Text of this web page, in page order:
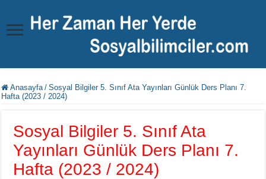
Anasayfa / Sosyal Bilgiler 5. Sınıf Ata Yayınları Günlük Ders Planı 7.
Hafta (2023 / 2024)
Sosyal Bilgiler 5. Sınıf Ata
Yayınları Günlük Ders Planı 7.
Hafta (2023 / 2024)